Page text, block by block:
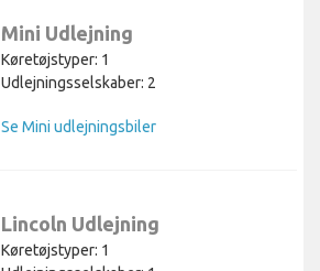
Mini Udlejning
Køretøjstyper: 1
Udlejningsselskaber: 2
Se Mini udlejningsbiler
Lincoln Udlejning
Køretøjstyper: 1